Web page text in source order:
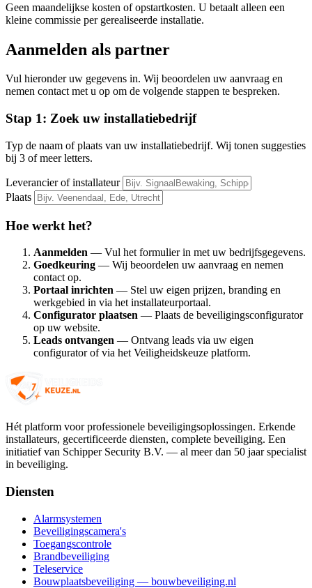
Geen maandelijkse kosten of opstartkosten. U betaalt alleen een
kleine commissie per gerealiseerde installatie.
Aanmelden als partner
Vul hieronder uw gegevens in. Wij beoordelen uw aanvraag en
nemen contact met u op om de volgende stappen te bespreken.
Stap 1: Zoek uw installatiebedrijf
Typ de naam of plaats van uw installatiebedrijf. Wij tonen suggesties
bij 3 of meer letters.
Leverancier of installateur
Plaats
Hoe werkt het?
Aanmelden — Vul het formulier in met uw bedrijfsgegevens.
Goedkeuring — Wij beoordelen uw aanvraag en nemen
contact op.
Portaal inrichten — Stel uw eigen prijzen, branding en
werkgebied in via het installateurportaal.
Configurator plaatsen — Plaats de beveiligingsconfigurator
op uw website.
Leads ontvangen — Ontvang leads via uw eigen
configurator of via het Veiligheidskeuze platform.
Hét platform voor professionele beveiligingsoplossingen. Erkende
installateurs, gecertificeerde diensten, complete beveiliging. Een
initiatief van Schipper Security B.V. — al meer dan 50 jaar specialist
in beveiliging.
Diensten
Alarmsystemen
Beveiligingscamera's
Toegangscontrole
Brandbeveiliging
Teleservice
Bouwplaatsbeveiliging — bouwbeveiliging.nl